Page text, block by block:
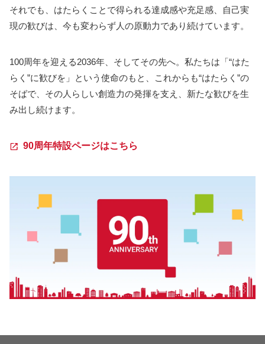
それでも、はたらくことで得られる達成感や充足感、自己実
現の歓びは、今も変わらず人の原動力であり続けています。
100周年を迎える2036年、そしてその先へ。私たちは「“はた
らく”に歓びを」という使命のもと、これからも“はたらく”の
そばで、その人らしい創造力の発揮を支え、新たな歓びを生
み出し続けます。
90周年特設ページはこちら